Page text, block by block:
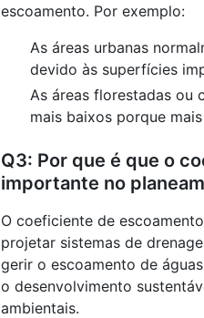
escoamento. Por exemplo:
As áreas urbanas
devido às superfícies
As áreas florestadas ou
mais baixos porque
Q3: Por que é que o
importante no
O coeficiente de
projetar sistemas de
gerir o escoamento de
o desenvolvimento
ambientais.